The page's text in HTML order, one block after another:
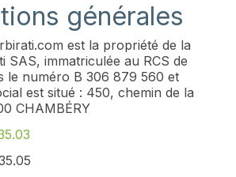
générales
est la propriété de la
SAS, immatriculée au RCS de
le numéro B 306 879 560 et
est situé : 450, chemin de la
CHAMBÉRY